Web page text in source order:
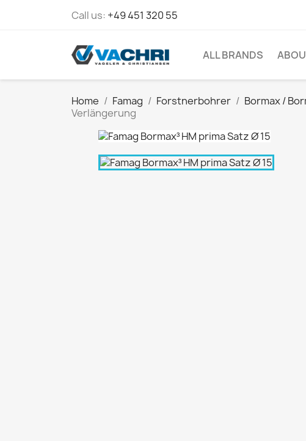
Call us: +49 451 320 55
ALL BRANDS
Home Famag Forstnerbohrer Bormax /
Verlängerung